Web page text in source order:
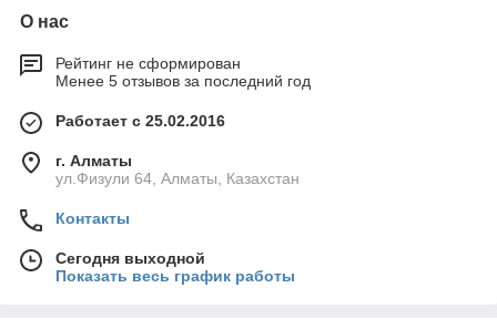
О нас
Рейтинг не сформирован
Менее 5 отзывов за последний год
Работает с 25.02.2016
г. Алматы
ул.Физули 64, Алматы, Казахстан
Контакты
Сегодня выходной
Показать весь график работы